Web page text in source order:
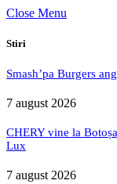
Close Menu
Stiri
Smash’pa Burgers
7 august 2026
CHERY vine la
Lux
7 august 2026